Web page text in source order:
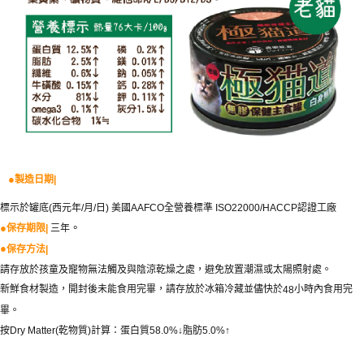
●製造日期
標示於罐底(西元年/月 /日 ) 美國AAFCO全營養標準 ISO22000/HACCP認證工廠
●保存期限 三年 。
●保存方法|
請存放於孩童及寵物無法觸及與陰涼乾燥之處，避免放置潮濕或太陽照射處。
新鮮食材製造，開封後未能食用完畢，請存放於冰箱冷藏並儘快於48小時內食用完
畢。
按Dry Matter(乾物質)計算：蛋白質58.0%↓脂肪5.0%↑